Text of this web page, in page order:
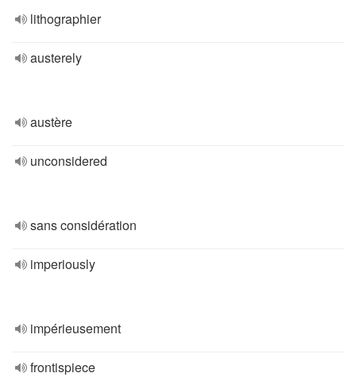
lithographier
austerely
austère
unconsidered
sans considération
imperiously
impérieusement
frontispiece